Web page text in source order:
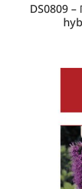
DS0809 –